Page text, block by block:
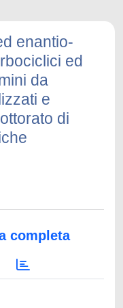
enantio-
ed
da
e
di
completa